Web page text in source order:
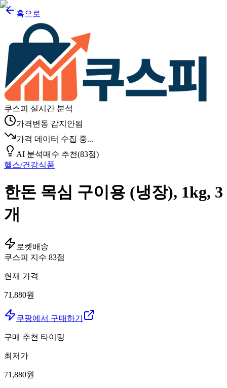
홈으로
쿠스피 실시간 분석
가격변동 감지안됨
가격 데이터 수집 중...
AI 분석매수 추천(83점)
헬스/건강식품
한돈 목심 구이용 (냉장), 1kg, 3
개
로켓배송
쿠스피 지수 83점
현재 가격
71,880원
쿠팡에서 구매하기
구매 추천 타이밍
최저가
71,880원